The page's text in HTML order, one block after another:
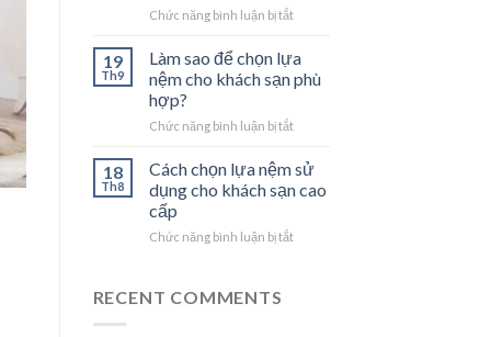
Cương
Gold
có
giá
nhiêu?
Chức năng bình luận bị tắtở
Cương
Gold
rẻ
đâu?
19
Th9
Làm sao để chọn lựa
nệm cho khách sạn phù
hợp?
Chức năng bình luận bị tắtở
sao
chọn
nệm
18
Th8
Cách chọn lựa nệm sử
dụng cho khách sạn cao
cấp
Chức năng bình luận bị tắtở
RECENT COMMENTS